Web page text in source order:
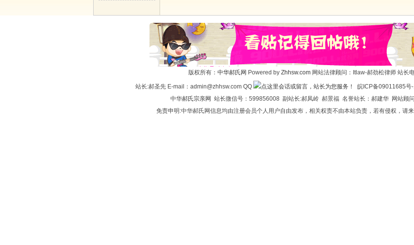
版权所有： 中华郝氏网 Powered by Zhhsw.com 网站法律顾问：Itlaw-郝劲松律师 站长
站长:郝圣先 E-mail：admin@zhhsw.com QQ 皖ICP备09011685号
中华郝氏宗亲网 站长微信号：599856008 副站长:郝凤岭 郝景福 名誉站长：郝建华 网站顾
免责申明:中华郝氏网信息均由注册会员个人用户自由发布，相关权责不由本站负责，若有侵权，请